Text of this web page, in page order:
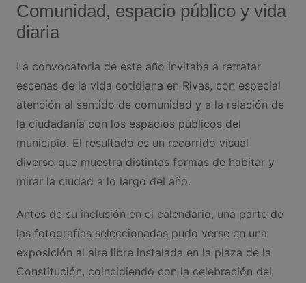
Comunidad, espacio público y vida
diaria
La convocatoria de este año invitaba a retratar
escenas de la vida cotidiana en Rivas, con especial
atención al sentido de comunidad y a la relación de
la ciudadanía con los espacios públicos del
municipio. El resultado es un recorrido visual
diverso que muestra distintas formas de habitar y
mirar la ciudad a lo largo del año.
Antes de su inclusión en el calendario, una parte de
las fotografías seleccionadas pudo verse en una
exposición al aire libre instalada en la plaza de la
Constitución, coincidiendo con la celebración del